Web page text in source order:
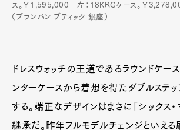
ス。￥1,595,000 左：18KRGケース。￥
（ブランパン ブティック 銀座）
ドレスウォッチの王道であるラウンドケー
ンターケースから着想を得たダブルステ
する。端正なデザインはまさに「シックス
継承だ。昨年フルモデルチェンジといえる